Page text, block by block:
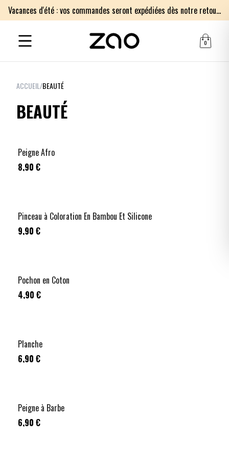
Vacances d'été : vos commandes seront expédiées dès notre retour le lundi 17 août. Merci pour votre patience.
0
ACCUEIL/BEAUTÉ
BEAUTÉ
Peigne Afro
8,90 €
Pinceau à Coloration En Bambou Et Silicone
9,90 €
Pochon en Coton
4,90 €
Planche
6,90 €
Peigne à Barbe
6,90 €